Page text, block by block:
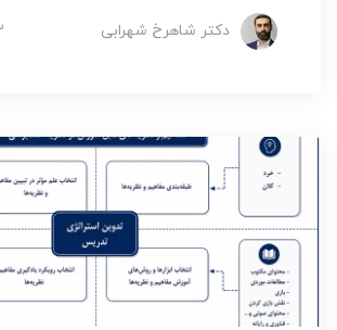
دکتر شاهرخ شهرابی